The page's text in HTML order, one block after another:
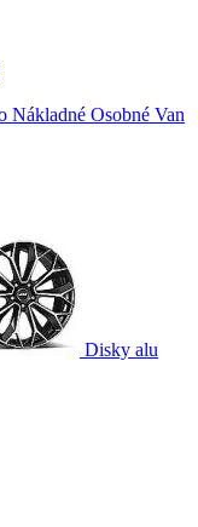
Nákladné Osobné Van
Disky alu